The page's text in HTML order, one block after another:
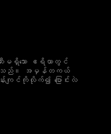
းမရှိသော ဧရိယာတွင်
င်သည်။ အမှန်တကယ်
ျင်ကိုလိုက်၍ ပြောင်းလဲ